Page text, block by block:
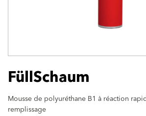
FüllSchaum
Mousse de polyuréthane B1 à réaction
remplissage